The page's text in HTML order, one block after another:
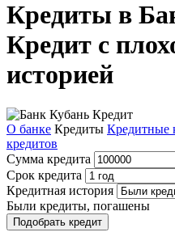
Кредиты в
Кредит с
историей
О банке Кредиты Кредитные
кредитов
Сумма кредита
Срок кредита
Кредитная история
Были кредиты, погашены
Подобрать кредит